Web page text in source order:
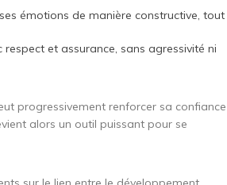
émotions de manière constructive, tout
respect et assurance, sans agressivité ni
progressivement renforcer sa confiance
alors un outil puissant pour se